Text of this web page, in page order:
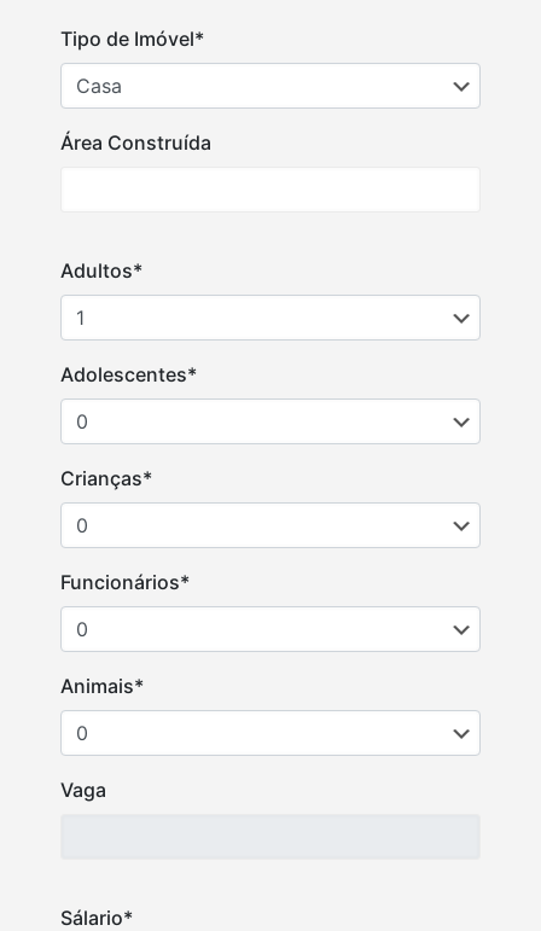
Tipo de Imóvel*
Área Construída
Adultos*
Adolescentes*
Crianças*
Funcionários*
Animais*
Vaga
Sálario*